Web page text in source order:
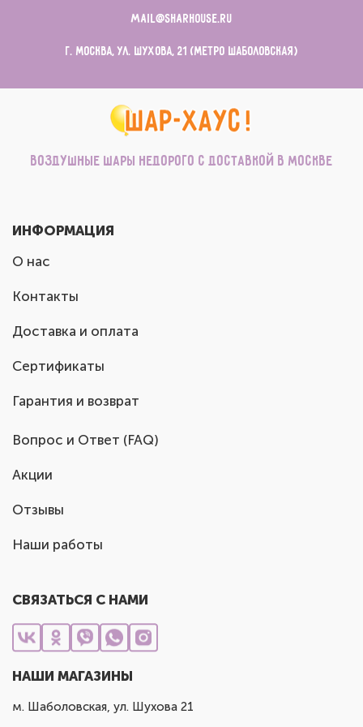
mail@sharhouse.ru
г. Москва, ул. Шухова, 21 (метро Шаболовская)
Воздушные шары недорого с доставкой в Москве
ИНФОРМАЦИЯ
О нас
Контакты
Доставка и оплата
Сертификаты
Гарантия и возврат
Вопрос и Ответ (FAQ)
Акции
Отзывы
Наши работы
СВЯЗАТЬСЯ С НАМИ
НАШИ МАГАЗИНЫ
м. Шаболовская, ул. Шухова 21